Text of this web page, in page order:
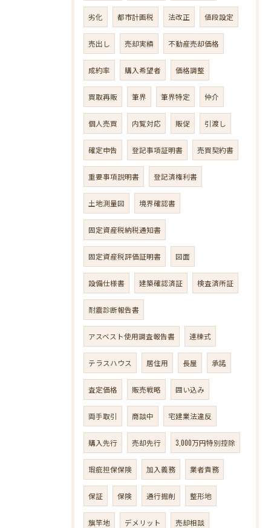
劣化 都市計画税 法改正 値段設定
売出し 売却実績 不動産売却価格
成約率 購入希望者 価格調整
買取再販 筆界 筆界特定 仲介
個人売買 内覧対応 販促 引渡し
確定申告 登記事項証明書 売買契約書
重要事項説明書 登記済権利書
土地測量図 境界確認書
固定資産税納税通知書
固定資産税評価証明書 図面
設備仕様書 建築確認済証 検査済所証
耐震診断報告書
アスベスト使用調査報告書 連棟式
テラスハウス 居住用 長屋 承諾
査定価格 販売戦略 囲い込み
両手取引 商談中 宅建業法違反
購入先行 売却先行 3,000万円特別控除
瑕疵担保保険 加入義務 業者責務
保証 保険 通行掘削 整形地
旗竿地 デメリット 売却相談